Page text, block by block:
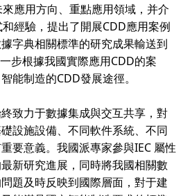
應用方向、重點應用領域，并介
經驗，提出了開展CDD應用案例
字典相關標準的研究成果輸送到
步根據我國實際應用CDD的案
能制造的CDD發展途徑。
力于數據集成與交互共享，對
設施設備、不同軟件系統、不同
要意義。我國派專家參與IEC 屬性
新研究進展，同時將我國相關數
題及時反映到國際層面，對于建